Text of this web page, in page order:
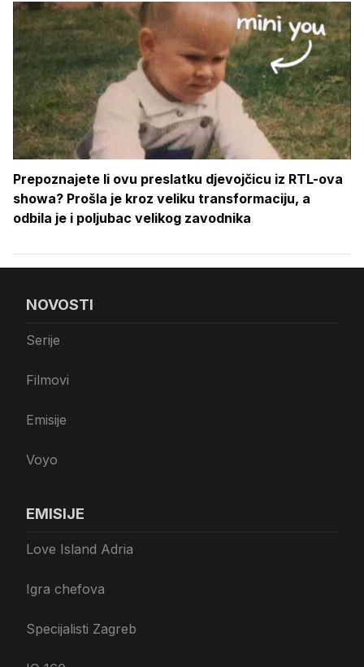
Prepoznajete li ovu preslatku djevojčicu iz RTL-ova
showa? Prošla je kroz veliku transformaciju, a
odbila je i poljubac velikog zavodnika
NOVOSTI
Serije
Filmovi
Emisije
Voyo
EMISIJE
Love Island Adria
Igra chefova
Specijalisti Zagreb